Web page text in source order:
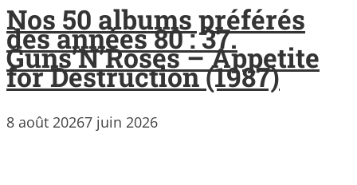
Nos 50 albums préférés
des années 80 : 37.
Guns’N’Roses – Appetite
for Destruction (1987)
8 août 20267 juin 2026